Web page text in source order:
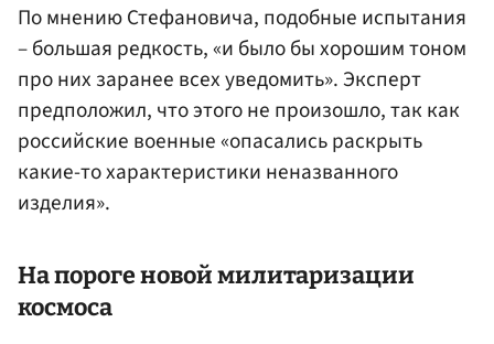
По мнению Стефановича, подобные испытания
– большая редкость, «и было бы хорошим тоном
про них заранее всех уведомить». Эксперт
предположил, что этого не произошло, так как
российские военные «опасались раскрыть
какие-то характеристики неназванного
изделия».
На пороге новой милитаризации
космоса